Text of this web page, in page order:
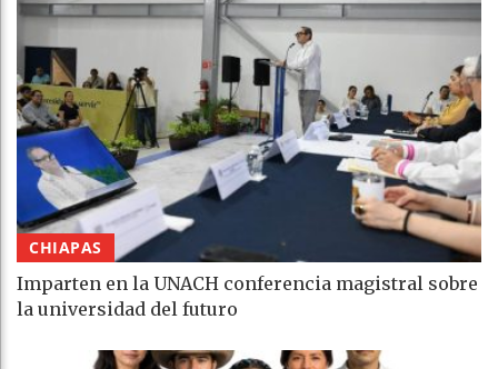
CHIAPAS
Imparten en la UNACH conferencia magistral sobre
la universidad del futuro